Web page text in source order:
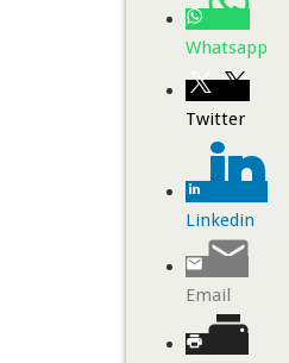
Whatsapp
Twitter
Linkedin
Email